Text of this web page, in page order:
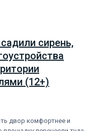
сирень,
(12+)
двор комфортнее и